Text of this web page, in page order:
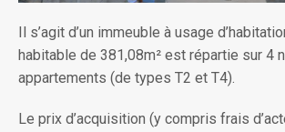
Il s’agit d’un immeuble à usage
habitable de 381,08m² est répartie sur 4
appartements (de types T2 et T4).
Le prix d’acquisition (y compris frais